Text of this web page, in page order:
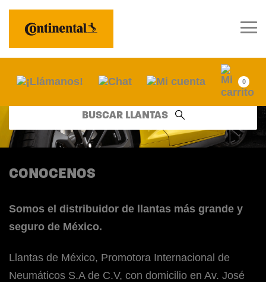
0
BUSCAR LLANTAS
CONOCENOS
Somos el distribuidor de llantas más grande y
seguro de México.
Llantas de México, Promotora Internacional de
Neumáticos S.A de C.V, con domicilio en Av. José